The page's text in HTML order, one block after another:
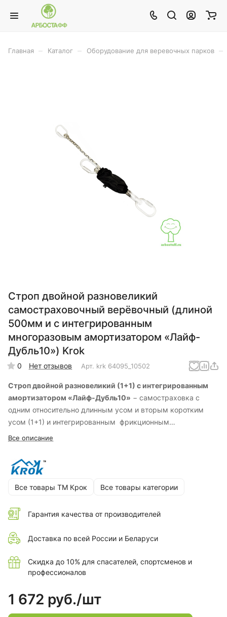
Главная Каталог Оборудование для веревочных парков
Строп двойной разновеликий
самостраховочный верёвочный (длиной
500мм и с интегрированным
многоразовым амортизатором «Лайф-
Дубль10») Krok
0 Нет отзывов Арт. krk 64095_10502
Строп двойной разновеликий (1+1) с интегрированным
амортизатором «Лайф-Дубль10» − самостраховка с
одним относительно длинным усом и вторым коротким
усом (1+1) и интегрированным фрикционным
многоразовым амортизатором «ЛАЙФ-Дубль10».
Все описание
Все товары ТМ Крок Все товары категории
Гарантия качества от производителей
Доставка по всей России и Беларуси
Скидка до 10% для спасателей, спортсменов и
профессионалов
1 672 руб./шт